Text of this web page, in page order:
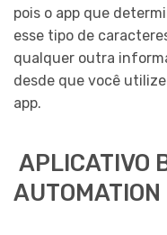
pois o app que
esse tipo de
qualquer outra
desde que você
app.
APLICATIVO